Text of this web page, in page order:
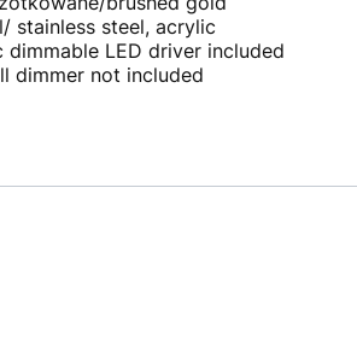
stainless steel, acrylic
dimmable LED driver included
dimmer not included